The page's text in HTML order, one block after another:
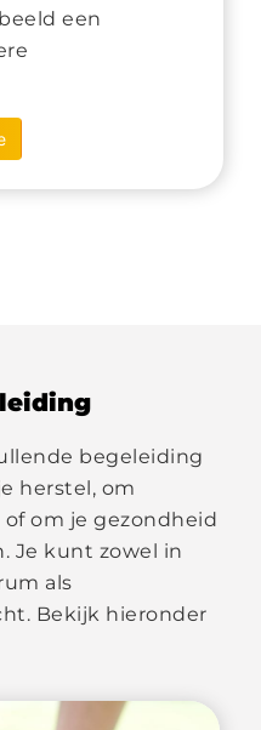
een
begeleiding
herstel, om
om je gezondheid
Je kunt zowel in
als
Bekijk hieronder